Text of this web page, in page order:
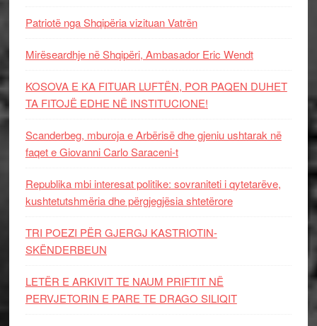
Patriotë nga Shqipëria vizituan Vatrën
Mirëseardhje në Shqipëri, Ambasador Eric Wendt
KOSOVA E KA FITUAR LUFTËN, POR PAQEN DUHET
TA FITOJË EDHE NË INSTITUCIONE!
Scanderbeg, mburoja e Arbërisë dhe gjeniu ushtarak në
faqet e Giovanni Carlo Saraceni-t
Republika mbi interesat politike: sovraniteti i qytetarëve,
kushtetutshmëria dhe përgjegjësia shtetërore
TRI POEZI PËR GJERGJ KASTRIOTIN-
SKËNDERBEUN
LETËR E ARKIVIT TE NAUM PRIFTIT NË
PERVJETORIN E PARE TE DRAGO SILIQIT